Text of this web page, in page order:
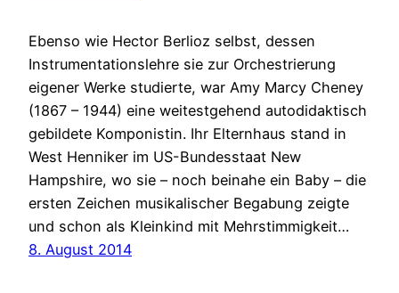
Ebenso wie Hector Berlioz selbst, dessen
Instrumentationslehre sie zur Orchestrierung
eigener Werke studierte, war Amy Marcy Cheney
(1867 – 1944) eine weitestgehend autodidaktisch
gebildete Komponistin. Ihr Elternhaus stand in
West Henniker im US-Bundesstaat New
Hampshire, wo sie – noch beinahe ein Baby – die
ersten Zeichen musikalischer Begabung zeigte
und schon als Kleinkind mit Mehrstimmigkeit…
8. August 2014